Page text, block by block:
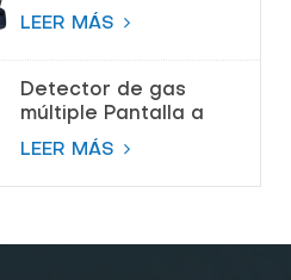
salvamento de
LEER MÁS
Detector de gas
múltiple Pantalla a
color Bomba
succión
LEER MÁS